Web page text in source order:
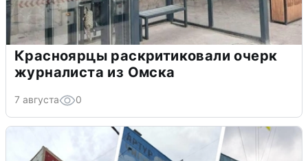
Красноярцы раскритиковали очерк
журналиста из Омска
7 августа 0